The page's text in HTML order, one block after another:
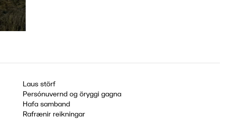
Laus störf
Persónuvernd og öryggi gagna
Hafa samband
Rafrænir reikningar